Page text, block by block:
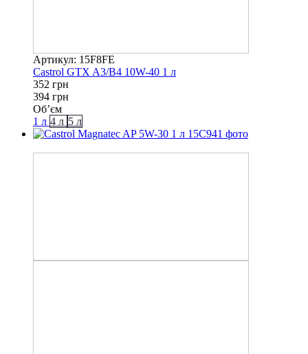
Артикул: 15F8FE
Castrol GTX A3/B4 10W-40 1 л
352 грн
394 грн
Об’єм
1 л 4 л 5 л